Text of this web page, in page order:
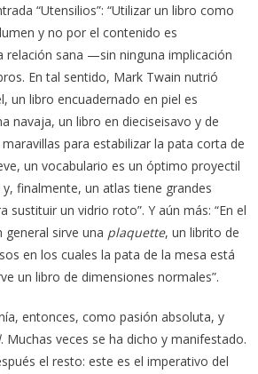
“Utensilios”: “Utilizar un libro como
y no por el contenido es
relación sana —sin ninguna implicación
En tal sentido, Mark Twain nutrió
un libro encuadernado en piel es
navaja, un libro en dieciseisavo y de
para estabilizar la pata corta de
un vocabulario es un óptimo proyectil
finalmente, un atlas tiene grandes
sustituir un vidrio roto”. Y aún más: “En el
sirve una plaquette, un librito de
en los cuales la pata de la mesa está
un libro de dimensiones normales”.
entonces, como pasión absoluta, y
. Muchas veces se ha dicho y manifestado.
el resto: este es el imperativo del